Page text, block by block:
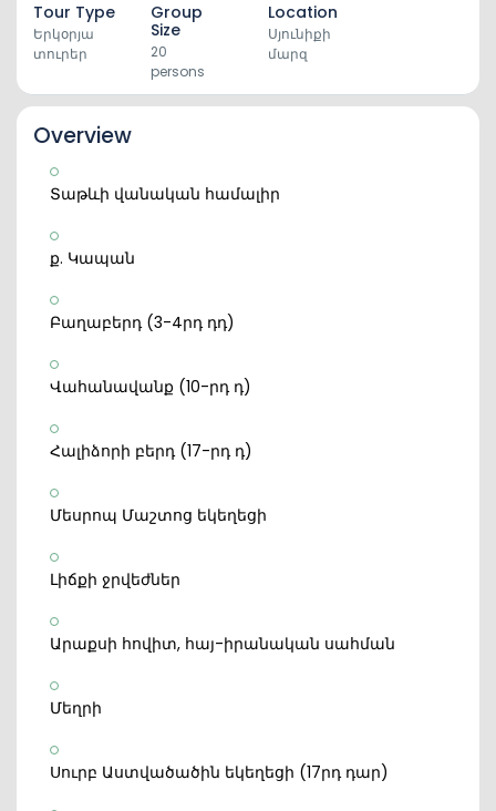
Tour Type
Երկօրյա
տուրեր
Group
Size
20
persons
Location
Սյունիքի
մարզ
Overview
Տաթևի վանական համալիր
ք. Կապան
Բաղաբերդ (3-4րդ դդ)
Վահանավանք (10-րդ դ)
Հալիձորի բերդ (17-րդ դ)
Մեսրոպ Մաշտոց եկեղեցի
Լիճքի ջրվեժներ
Արաքսի հովիտ, հայ-իրանական սահման
Մեղրի
Սուրբ Աստվածածին եկեղեցի (17րդ դար)